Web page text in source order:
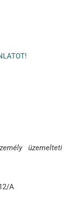
üzemelteti
A